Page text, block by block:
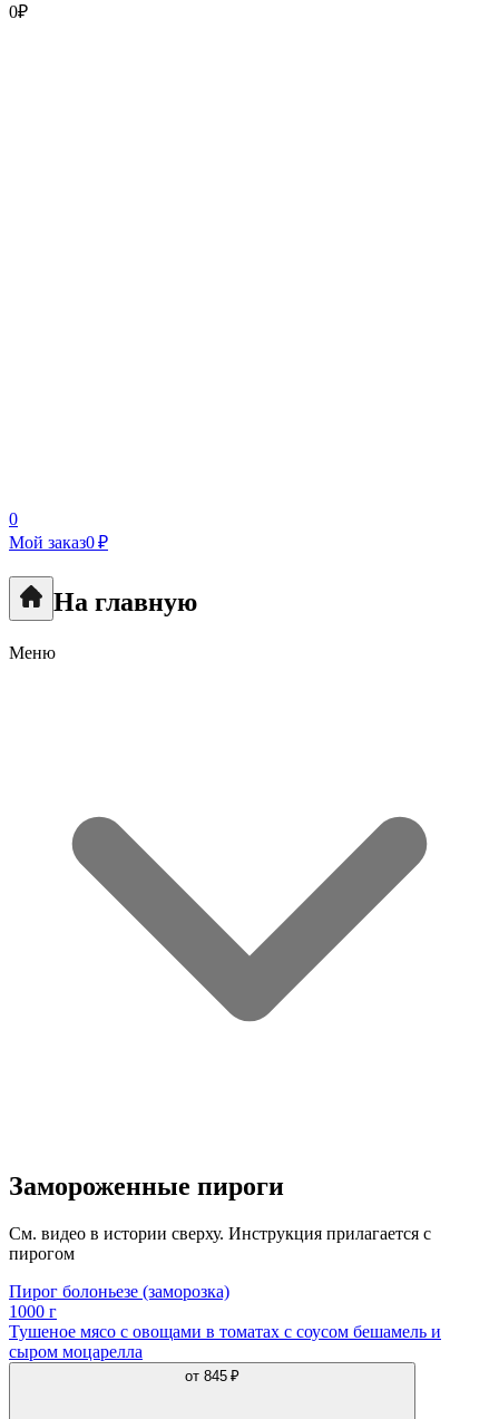
0₽
0
Мой заказ0 ₽
На главную
Меню
Замороженные пироги
См. видео в истории сверху. Инструкция прилагается с
пирогом
Пирог болоньезе (заморозка)
1000 г
Тушеное мясо с овощами в томатах с соусом бешамель и
сыром моцарелла
от 845 ₽